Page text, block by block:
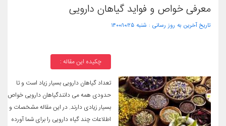
معرفی خواص و فواید گیاهان دارویی
تاریخ آخرین به روز رسانی : ۱۴۰۰/۱۰/۲۵ شنبه
چکیده این مقاله :
تعداد گیاهان دارویی بسیار زیاد است و تا
حدودی همه می دانندگیاهان دارویی خواص
بسیار زیادی دارند. در این مقاله مشخصات و
اطلاعات چند گیاه دارویی را برای شما آورده